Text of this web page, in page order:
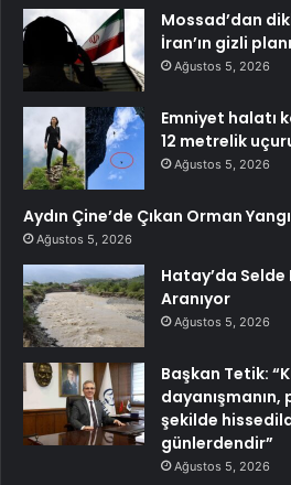
Mossad’dan
İran’ın gizli
Ağustos 5, 2026
Emniyet halatı
12 metrelik
Ağustos 5, 2026
Aydın Çine’de Çıkan Orman
Ağustos 5, 2026
Hatay’da
Aranıyor
Ağustos 5, 2026
Başkan Tetik:
dayanışmanın,
şekilde
günlerdendir”
Ağustos 5, 2026